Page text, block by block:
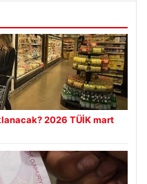
2026 TÜİK mart